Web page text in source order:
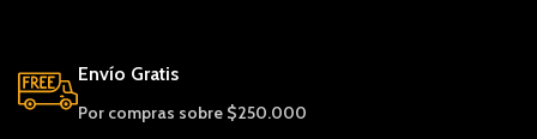
Envío Gratis
Por compras sobre $250.000